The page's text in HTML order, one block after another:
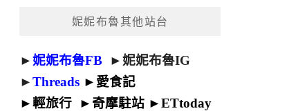
妮妮布魯其他站台
►妮妮布魯FB ►妮妮布魯IG
►Threads ► 愛食記
►輕旅行 ► 奇摩駐站 ►ETtoday